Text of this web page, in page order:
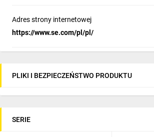
Nowoczesny wygląd i styl wszystkich
Zaprojektowane z myślą o spełnieniu
Budowa i przekazanie
Łatwiejsza instalacja i obsługa z użyciem
Adres strony internetowej
https://www.se.com/pl/pl/
PLIKI I BEZPIECZEŃSTWO PRODUKTU
SERIE